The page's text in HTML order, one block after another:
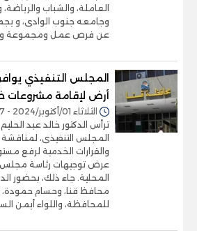
العاملة، والشباب والرياضة، و
وجامعه جنوب الوادى، و
عن فرص عمل ومجموعة
المجلس التنفيذي
أرض لإقامة مشروعات
الثلاثاء 01/أكتوبر/2024 - 11:17 ص
ترأس الدكتور خالد عبد
المجلس التنفيذى،
والقرارات الخدمية لرفع
عرض توجيهات رئاسة مجلس
المحلية. جاء ذلك، بحضور
محافظ قنا، وحسام حمودة،
للمحافظة، واللواء أيمن